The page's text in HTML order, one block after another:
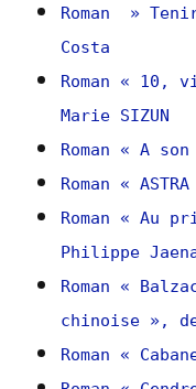
Roman »
Costa
Roman «
Marie SIZUN
Roman « A
Roman «
Roman « Au
Philippe
Roman «
chinoise »,
Roman «